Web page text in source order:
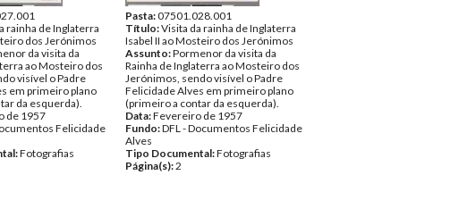
rainha de Inglaterra
dos Jerónimos
da visita da
ao Mosteiro dos
visível o Padre
em primeiro plano
da esquerda).
de 1957
Felicidade
Fotografias
Pasta:07501.028.001
Título:Visita da rainha de Inglaterra
Isabel II ao Mosteiro dos Jerónimos
Assunto:Pormenor da visita da
Rainha de Inglaterra ao Mosteiro dos
Jerónimos, sendo visível o Padre
Felicidade Alves em primeiro plano
(primeiro a contar da esquerda).
Data:Fevereiro de 1957
Fundo:DFL - Documentos Felicidade
Alves
Tipo Documental:Fotografias
Página(s):2